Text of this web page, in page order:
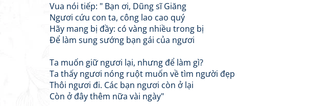
Vua nói tiếp: " Bạn ơi, Dũng sĩ Giăng
Ngươi cứu con ta, công lao cao quý
Hãy mang bị đầy: có vàng nhiều trong bị
Để làm sung sướng bạn gái của ngươi
Ta muốn giữ ngươi lại, nhưng để làm gì?
Ta thấy ngươi nóng ruột muốn về tìm người đẹp
Thôi ngươi đi. Các bạn ngươi còn ở lại
Còn ở đây thêm nữa vài ngày"